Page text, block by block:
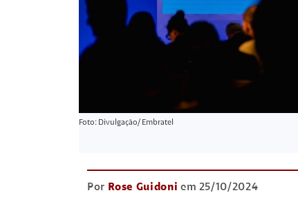
Foto: Divulgação/ Embratel
Por Rose Guidoni em 25/10/2024